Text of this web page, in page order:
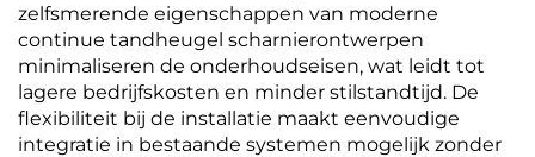
zelfsmerende eigenschappen van moderne
continue tandheugel scharnierontwerpen
minimaliseren de onderhoudseisen, wat leidt tot
lagere bedrijfskosten en minder stilstandtijd. De
flexibiliteit bij de installatie maakt eenvoudige
integratie in bestaande systemen mogelijk zonder